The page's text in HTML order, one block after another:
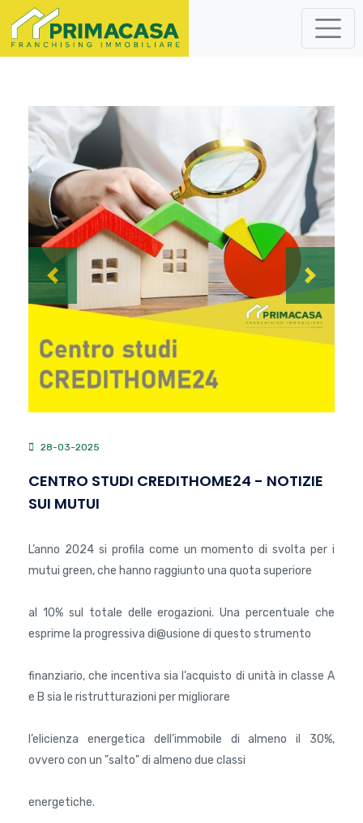
Previous Next
28-03-2025
CENTRO STUDI CREDITHOME24 - NOTIZIE
SUI MUTUI
L’anno 2024 si profila come un momento di svolta per i
mutui green, che hanno raggiunto una quota superiore
al 10% sul totale delle erogazioni. Una percentuale che
esprime la progressiva di@usione di questo strumento
finanziario, che incentiva sia l’acquisto di unità in classe A
e B sia le ristrutturazioni per migliorare
l’eIicienza energetica dell’immobile di almeno il 30%,
ovvero con un "salto" di almeno due classi
energetiche.